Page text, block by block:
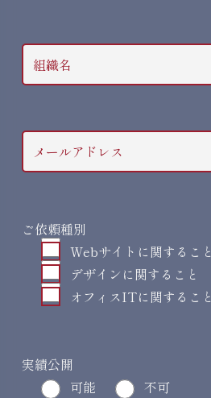
組織名
メールアドレス
ご依頼種別
Webサイトに関すること
デザインに関すること
オフィスITに関すること
実績公開
可能
不可